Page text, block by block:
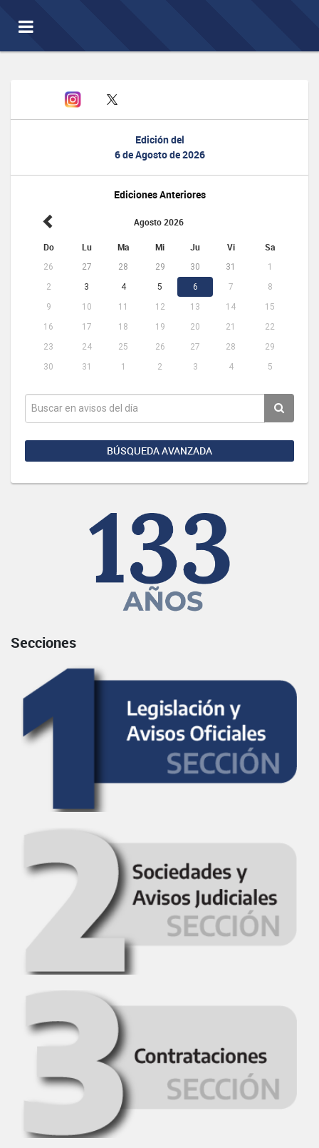
Toggle
navigation
Edición del
6 de Agosto de 2026
Ediciones Anteriores
Agosto 2026
Do Lu Ma Mi Ju Vi Sa
26 27 28 29 30 31
1
2
3 4 5 6 7
8
9
10 11 12 13 14
15
16
17 18 19 20 21
22
23
24 25 26 27 28
29
30
31 1 2 3 4 5
BÚSQUEDA AVANZADA
Secciones